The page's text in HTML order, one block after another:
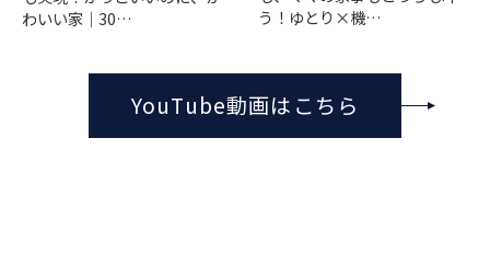
わいい家｜30…
う！ゆとり×機…
YouTube動画はこちら